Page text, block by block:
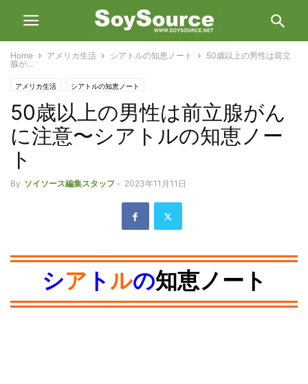
Home アメリカ生活 シアトルの知恵ノート
50歳以上の男性は前立
腺が...
アメリカ生活 シアトルの知恵ノート
50歳以上の男性は前立腺がん
に注意〜シアトルの知恵ノー
ト
By ソイソース編集スタッフ - 2023年11月11日
シア トルの知恵ノート